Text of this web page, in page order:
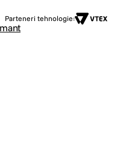
Parteneri tehnologie: